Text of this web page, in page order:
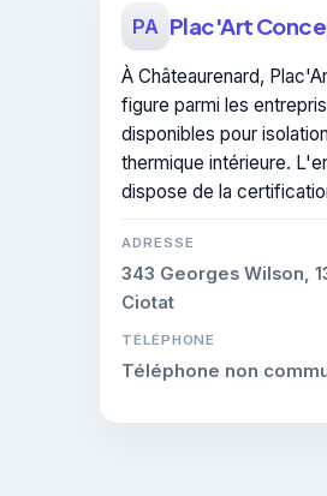
PA Plac'Art
À Châteaurenard,
figure parmi les
disponibles pour isolation
thermique intérieure.
dispose de la
ADRESSE
343 Georges Wilson,
Ciotat
TÉLÉPHONE
Téléphone non